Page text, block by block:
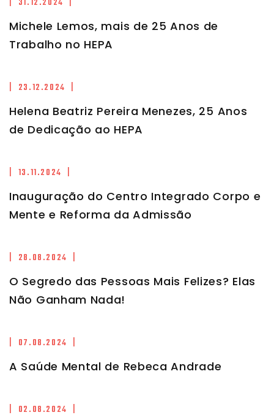
Michele Lemos, mais de 25 Anos de
Trabalho no HEPA
| 23.12.2024 |
Helena Beatriz Pereira Menezes, 25 Anos
de Dedicação ao HEPA
| 13.11.2024 |
Inauguração do Centro Integrado Corpo e
Mente e Reforma da Admissão
| 28.08.2024 |
O Segredo das Pessoas Mais Felizes? Elas
Não Ganham Nada!
| 07.08.2024 |
A Saúde Mental de Rebeca Andrade
| 02.08.2024 |